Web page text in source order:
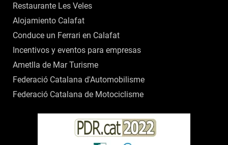
Restaurante Les Veles
Alojamiento Calafat
Conduce un Ferrari en Calafat
Incentivos y eventos para empresas
Ametlla de Mar Turisme
Federació Catalana d'Automobilisme
Federació Catalana de Motociclisme